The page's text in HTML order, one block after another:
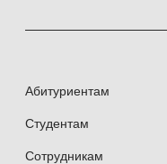
Абитуриентам
Студентам
Сотрудникам